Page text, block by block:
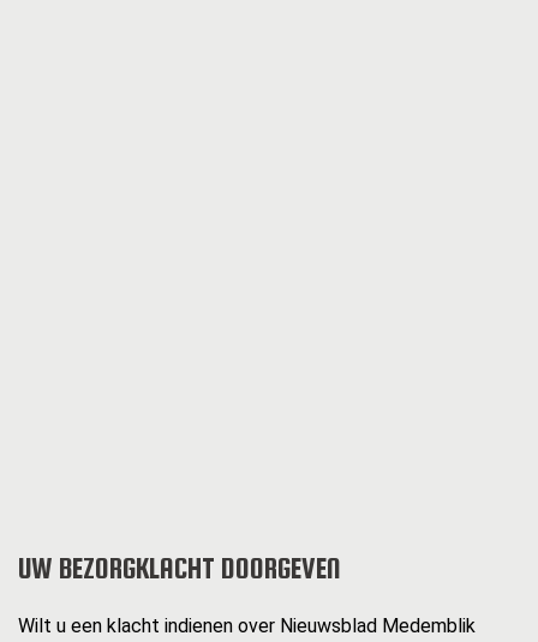
UW BEZORGKLACHT DOORGEVEN
Wilt u een klacht indienen over Nieuwsblad Medemblik